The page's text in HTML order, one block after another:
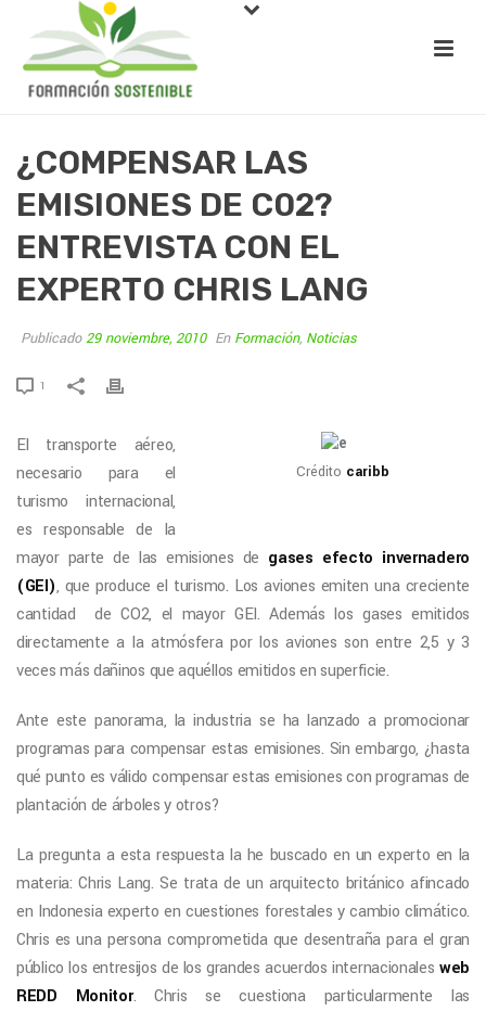
¿COMPENSAR LAS
EMISIONES DE C02?
ENTREVISTA CON EL
EXPERTO CHRIS LANG
Publicado29 noviembre, 2010 En Formación, Noticias
1
Crédito caribb
El transporte aéreo,
necesario para el
turismo internacional,
es responsable de la
mayor parte de las emisiones de gases efecto invernadero
(GEI), que produce el turismo. Los aviones emiten una creciente
cantidad de CO2, el mayor GEI. Además los gases emitidos
directamente a la atmósfera por los aviones son entre 2,5 y 3
veces más dañinos que aquéllos emitidos en superficie.
Ante este panorama, la industria se ha lanzado a promocionar
programas para compensar estas emisiones. Sin embargo, ¿hasta
qué punto es válido compensar estas emisiones con programas de
plantación de árboles y otros?
La pregunta a esta respuesta la he buscado en un experto en la
materia: Chris Lang. Se trata de un arquitecto británico afincado
en Indonesia experto en cuestiones forestales y cambio climático.
Chris es una persona comprometida que desentraña para el gran
público los entresijos de los grandes acuerdos internacionales web
REDD Monitor. Chris se cuestiona particularmente las